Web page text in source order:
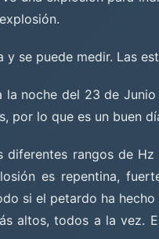
se puede medir. Las
noche del 23 de
por lo que es un buen
rangos de
es repentina,
si el petardo ha
altos, todos a la vez.